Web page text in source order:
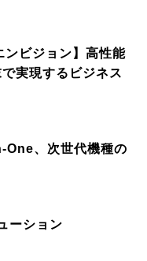
ンビジョン】高性能
実現するビジネス
One、次世代機種の
ーション